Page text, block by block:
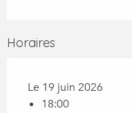
Horaires
Le 19 juin 2026
18:00